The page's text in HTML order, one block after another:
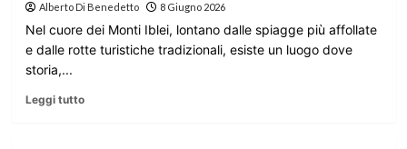
Alberto Di Benedetto 8 Giugno 2026
Nel cuore dei Monti Iblei, lontano dalle spiagge più affollate
e dalle rotte turistiche tradizionali, esiste un luogo dove
storia,...
Leggi tutto